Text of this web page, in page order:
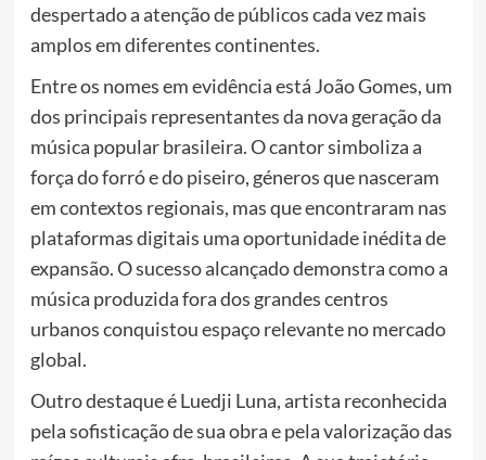
despertado a atenção de públicos cada vez mais
amplos em diferentes continentes.
Entre os nomes em evidência está João Gomes, um
dos principais representantes da nova geração da
música popular brasileira. O cantor simboliza a
força do forró e do piseiro, géneros que nasceram
em contextos regionais, mas que encontraram nas
plataformas digitais uma oportunidade inédita de
expansão. O sucesso alcançado demonstra como a
música produzida fora dos grandes centros
urbanos conquistou espaço relevante no mercado
global.
Outro destaque é Luedji Luna, artista reconhecida
pela sofisticação de sua obra e pela valorização das